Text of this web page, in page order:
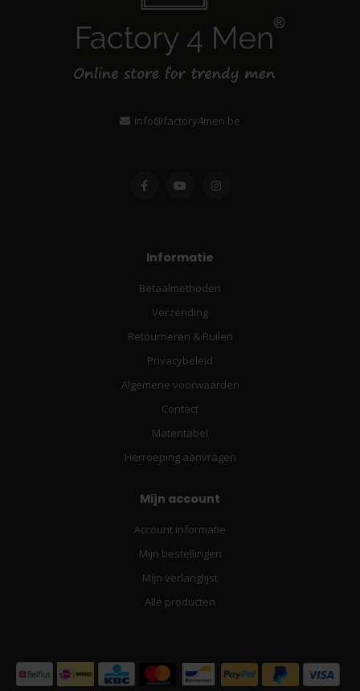
info@factory4men.be
Informatie
Betaalmethoden
Verzending
Retourneren & Ruilen
Privacybeleid
Algemene voorwaarden
Contact
Matentabel
Herroeping aanvragen
Mijn account
Account informatie
Mijn bestellingen
Mijn verlanglijst
Alle producten